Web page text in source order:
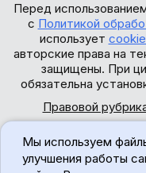
Перед
с Политикой
использует
авторские права на
защищены. При
обязательна
Правовой
Мы используем
улучшения работы